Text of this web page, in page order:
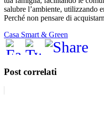
salubre l’ambiente, utilizzando
Perché non pensare di
Casa Smart & Green
Post correlati